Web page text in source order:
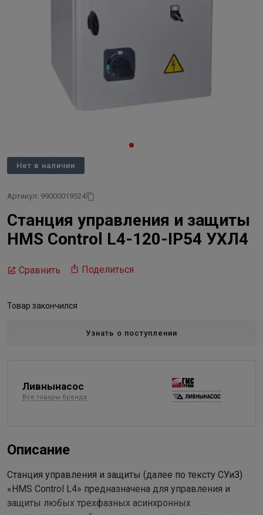
Нет в наличии
Артикул: 99000019524
Станция управления и защиты
HMS Control L4-120-IP54 УХЛ4
Сравнить Поделиться
Товар закончился
Узнать о поступлении
Ливнынасос
Все товары бренда
Описание
Станция управления и защиты (далее по тексту СУиЗ)
«HMS Control L4» предназначена для управления и
защиты любых трехфазных асинхронных